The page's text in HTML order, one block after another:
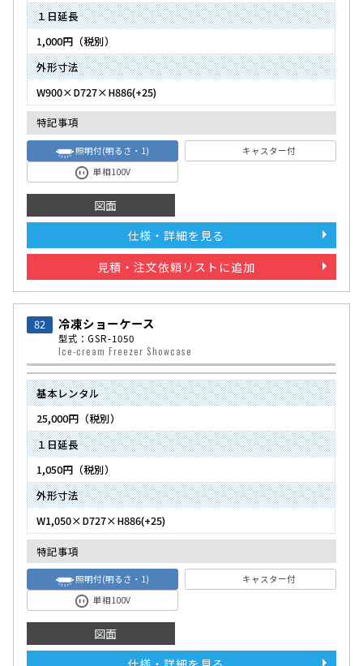
１日延長
1,000円（税別）
外形寸法
W900×D727×H886(+25)
特記事項
照明付(明るさ・1)
キャスター付
単相100V
図面
仕様・詳細を見る
見積・注文依頼リストに追加
82 冷凍ショーケース
型式：GSR-1050
Ice-cream Freezer Showcase
基本レンタル
25,000円（税別）
１日延長
1,050円（税別）
外形寸法
W1,050×D727×H886(+25)
特記事項
照明付(明るさ・1)
キャスター付
単相100V
図面